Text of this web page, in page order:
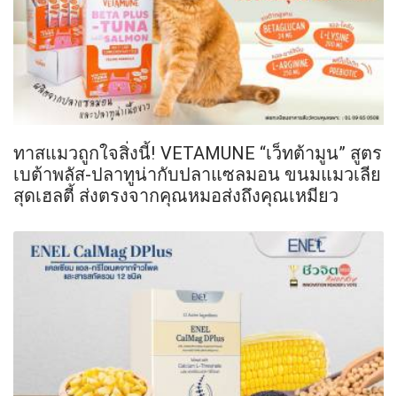
ทาสแมวถูกใจสิ่งนี้! VETAMUNE “เว็ทต้ามูน” สูตร
เบต้าพลัส-ปลาทูน่ากับปลาแซลมอน ขนมแมวเลีย
สุดเฮลตี้ ส่งตรงจากคุณหมอส่งถึงคุณเหมียว